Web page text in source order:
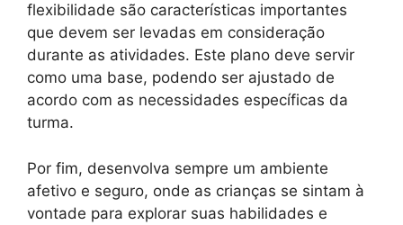
flexibilidade são características importantes
que devem ser levadas em consideração
durante as atividades. Este plano deve servir
como uma base, podendo ser ajustado de
acordo com as necessidades específicas da
turma.
Por fim, desenvolva sempre um ambiente
afetivo e seguro, onde as crianças se sintam à
vontade para explorar suas habilidades e